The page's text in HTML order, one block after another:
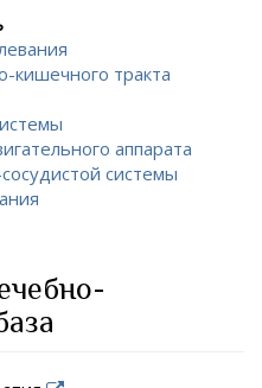
кишечного тракта
аппарата
системы